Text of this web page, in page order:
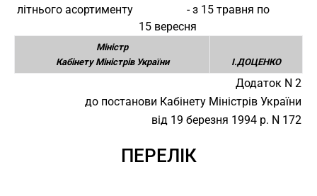
літнього асортименту                   - з 15 травня по
                                            15 вересня
Міністр
Кабінету Міністрів України
І.ДОЦЕНКО
Додаток N 2
до постанови Кабінету Міністрів України
від 19 березня 1994 р. N 172
ПЕРЕЛІК